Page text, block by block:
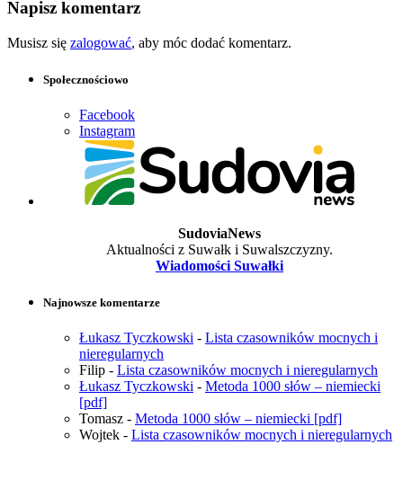
Napisz komentarz
Musisz się zalogować, aby móc dodać komentarz.
Społecznościowo
Facebook
Instagram
SudoviaNews
Aktualności z Suwałk i Suwalszczyzny.
Wiadomości Suwałki
Najnowsze komentarze
Łukasz Tyczkowski - Lista czasowników mocnych i
nieregularnych
Filip - Lista czasowników mocnych i nieregularnych
Łukasz Tyczkowski - Metoda 1000 słów – niemiecki
[pdf]
Tomasz - Metoda 1000 słów – niemiecki [pdf]
Wojtek - Lista czasowników mocnych i nieregularnych